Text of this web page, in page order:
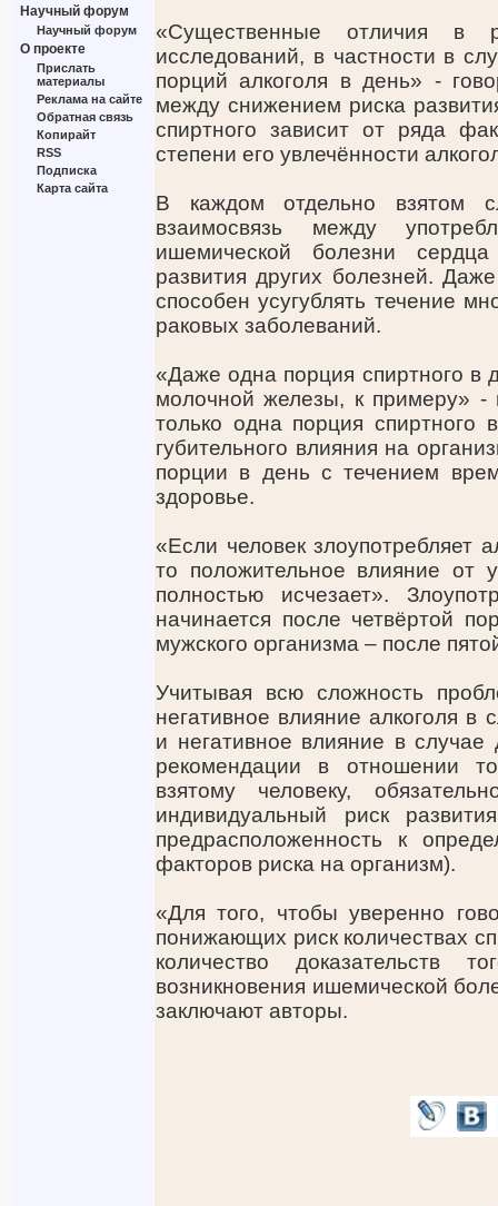
Научный форум
Научный форум
О проекте
Прислать
материалы
Реклама на сайте
Обратная связь
Копирайт
RSS
Подписка
Карта сайта
«Существенные отличия в
исследований, в частности в
порций алкоголя в день» -
между снижением риска
спиртного зависит от ряда
степени его увлечённости
В каждом отдельно взятом
взаимосвязь между
ишемической болезни
развития других болезней.
способен усугублять течение
раковых заболеваний.
«Даже одна порция спиртного в
молочной железы, к примеру»
только одна порция спиртного
губительного влияния на
порции в день с течением
здоровье.
«Если человек злоупотребляет
то положительное влияние от
полностью исчезает».
начинается после четвёртой
мужского организма – после
Учитывая всю сложность
негативное влияние алкоголя
и негативное влияние в
рекомендации в отношении
взятому человеку,
индивидуальный риск
предрасположенность к
факторов риска на организм).
«Для того, чтобы уверенно
понижающих риск количествах
количество доказательств
возникновения ишемической
заключают авторы.